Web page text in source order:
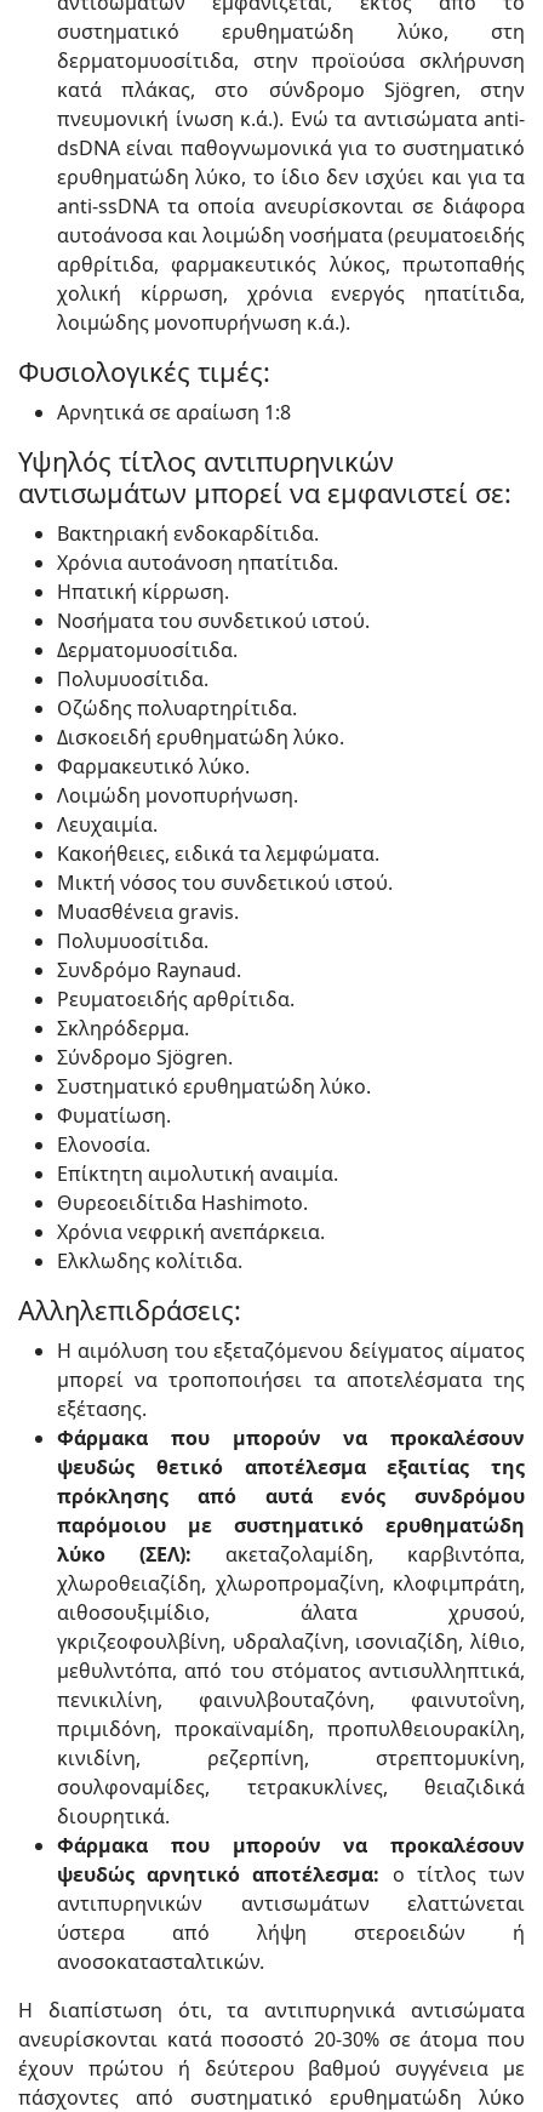
συστηματικό ερυθηματώδη λύκο, στη
δερματομυοσίτιδα, στην προϊούσα σκλήρυνση
κατά πλάκας, στο σύνδρομο Sjögren, στην
πνευμονική ίνωση κ.ά.). Ενώ τα αντισώματα anti-
dsDNA είναι παθογνωμονικά για το συστηματικό
ερυθηματώδη λύκο, το ίδιο δεν ισχύει και για τα
anti-ssDNA τα οποία ανευρίσκονται σε διάφορα
αυτοάνοσα και λοιμώδη νοσήματα (ρευματοειδής
αρθρίτιδα, φαρμακευτικός λύκος, πρωτοπαθής
χολική κίρρωση, χρόνια ενεργός ηπατίτιδα,
λοιμώδης μονοπυρήνωση κ.ά.).
Φυσιολογικές τιμές:
Αρνητικά σε αραίωση 1:8
Υψηλός τίτλος αντιπυρηνικών
αντισωμάτων μπορεί να εμφανιστεί σε:
Βακτηριακή ενδοκαρδίτιδα.
Χρόνια αυτοάνοση ηπατίτιδα.
Ηπατική κίρρωση.
Νοσήματα του συνδετικού ιστού.
Δερματομυοσίτιδα.
Πολυμυοσίτιδα.
Οζώδης πολυαρτηρίτιδα.
Δισκοειδή ερυθηματώδη λύκο.
Φαρμακευτικό λύκο.
Λοιμώδη μονοπυρήνωση.
Λευχαιμία.
Κακοήθειες, ειδικά τα λεμφώματα.
Μικτή νόσος του συνδετικού ιστού.
Μυασθένεια gravis.
Πολυμυοσίτιδα.
Συνδρόμο Raynaud.
Ρευματοειδής αρθρίτιδα.
Σκληρόδερμα.
Σύνδρομο Sjögren.
Συστηματικό ερυθηματώδη λύκο.
Φυματίωση.
Ελονοσία.
Επίκτητη αιμολυτική αναιμία.
Θυρεοειδίτιδα Hashimoto.
Χρόνια νεφρική ανεπάρκεια.
Ελκλωδης κολίτιδα.
Αλληλεπιδράσεις:
Η αιμόλυση του εξεταζόμενου δείγματος αίματος
μπορεί να τροποποιήσει τα αποτελέσματα της
εξέτασης.
Φάρμακα που μπορούν να προκαλέσουν
ψευδώς θετικό αποτέλεσμα εξαιτίας της
πρόκλησης από αυτά ενός συνδρόμου
παρόμοιου με συστηματικό ερυθηματώδη
λύκο (ΣΕΛ): ακεταζολαμίδη, καρβιντόπα,
χλωροθειαζίδη, χλωροπρομαζίνη, κλοφιμπράτη,
αιθοσουξιμίδιο, άλατα χρυσού,
γκριζεοφουλβίνη, υδραλαζίνη, ισονιαζίδη, λίθιο,
μεθυλντόπα, από του στόματος αντισυλληπτικά,
πενικιλίνη, φαινυλβουταζόνη, φαινυτοΐνη,
πριμιδόνη, προκαϊναμίδη, προπυλθειουρακίλη,
κινιδίνη, ρεζερπίνη, στρεπτομυκίνη,
σουλφοναμίδες, τετρακυκλίνες, θειαζιδικά
διουρητικά.
Φάρμακα που μπορούν να προκαλέσουν
ψευδώς αρνητικό αποτέλεσμα: ο τίτλος των
αντιπυρηνικών αντισωμάτων ελαττώνεται
ύστερα από λήψη στεροειδών ή
ανοσοκατασταλτικών.
Η διαπίστωση ότι, τα αντιπυρηνικά αντισώματα
ανευρίσκονται κατά ποσοστό 20-30% σε άτομα που
έχουν πρώτου ή δεύτερου βαθμού συγγένεια με
πάσχοντες από συστηματικό ερυθηματώδη λύκο